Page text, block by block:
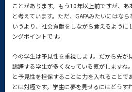
ことがあります。もう10年以上前ですが、
と考えています。ただ、GAFAみたいにはな
いうより、社会貢献をしながら食えるように
ングポイントです。
今の学生は予見性を重視します。だから先が
躊躇する学生が多くなっている気がしますね
と予見性を担保することに力を入れることで
とは対極です。学生に夢を見せるにはどうす